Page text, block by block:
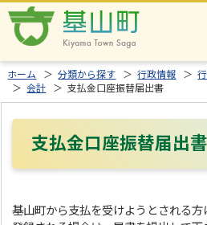
ホーム ＞分類から探す ＞行政情報 ＞
＞会計 ＞ 支払金口座振替届出書
支払金口座振替届出書
基山町から支払を受けようとされる方